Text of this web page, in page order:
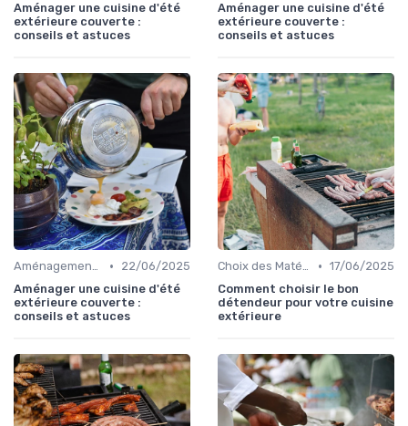
Aménager une cuisine d'été
extérieure couverte :
conseils et astuces
Aménager une cuisine d'été
extérieure couverte :
conseils et astuces
Aménagement d'Espaces de Cuisson •
22/06/2025
Aménager une cuisine d'été
extérieure couverte :
conseils et astuces
Choix des Matériaux et du Design • 17/06/2025
Comment choisir le bon
détendeur pour votre cuisine
extérieure